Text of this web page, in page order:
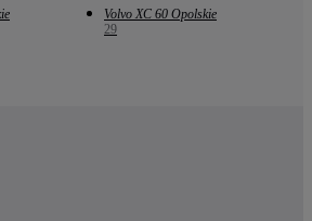
Volvo XC 60 Opolskie
29